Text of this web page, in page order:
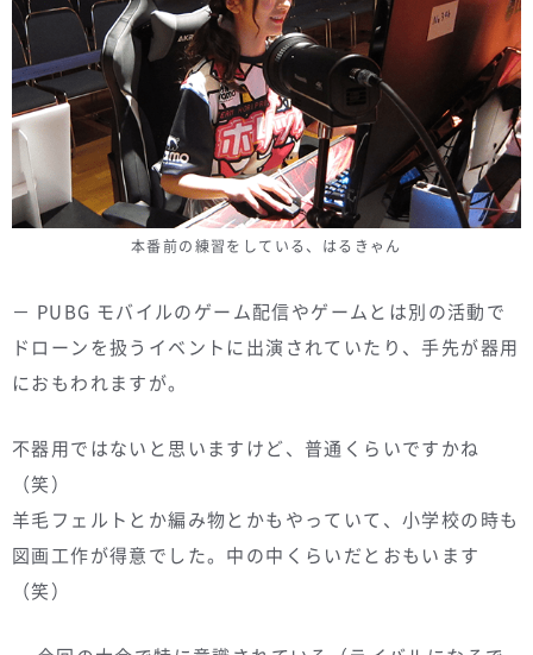
本番前の練習をしている、はるきゃん
－ PUBG モバイルのゲーム配信やゲームとは別の活動で
ドローンを扱うイベントに出演されていたり、手先が器用
におもわれますが。
不器用ではないと思いますけど、普通くらいですかね
（笑）
羊毛フェルトとか編み物とかもやっていて、小学校の時も
図画工作が得意でした。中の中くらいだとおもいます
（笑）